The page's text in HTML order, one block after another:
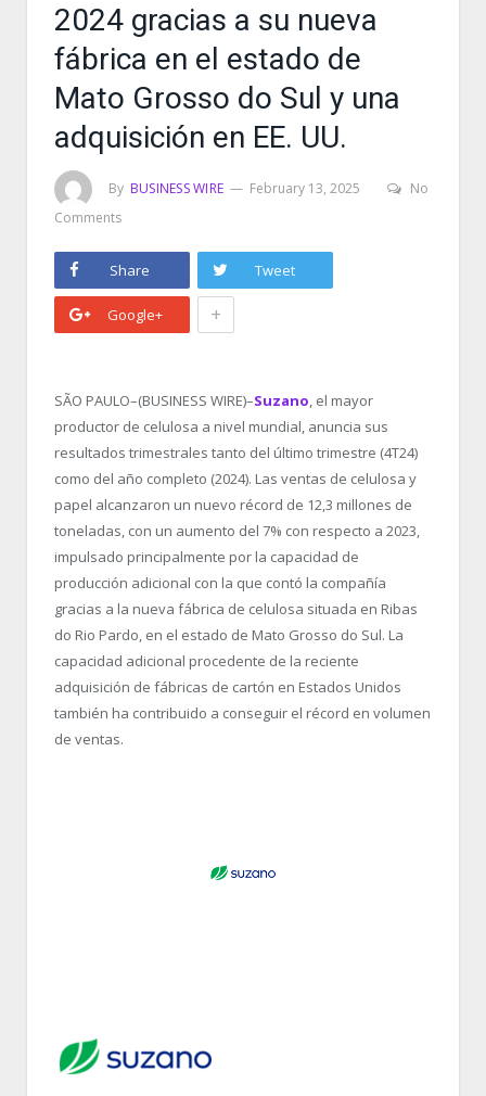
2024 gracias a su nueva
fábrica en el estado de
Mato Grosso do Sul y una
adquisición en EE. UU.
By BUSINESS WIRE February 13, 2025
No
Comments
Share Tweet
Google+ +
SÃO PAULO–(BUSINESS WIRE)–Suzano, el mayor
productor de celulosa a nivel mundial, anuncia sus
resultados trimestrales tanto del último trimestre (4T24)
como del año completo (2024). Las ventas de celulosa y
papel alcanzaron un nuevo récord de 12,3 millones de
toneladas, con un aumento del 7% con respecto a 2023,
impulsado principalmente por la capacidad de
producción adicional con la que contó la compañía
gracias a la nueva fábrica de celulosa situada en Ribas
do Rio Pardo, en el estado de Mato Grosso do Sul. La
capacidad adicional procedente de la reciente
adquisición de fábricas de cartón en Estados Unidos
también ha contribuido a conseguir el récord en volumen
de ventas.